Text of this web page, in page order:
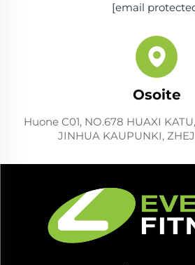
[email
Osoite
Huone C01, NO.678 HUAXI
JINHUA KAUPUNKI,